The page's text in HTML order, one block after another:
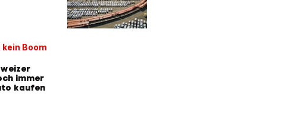
Boom
immer
kaufen